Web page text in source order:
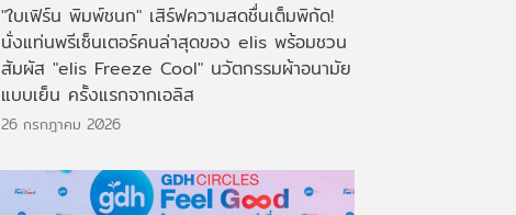
"ใบเฟิร์น พิมพ์ชนก" เสิร์ฟความสดชื่นเต็มพิกัด!
นั่งแท่นพรีเซ็นเตอร์คนล่าสุดของ elis พร้อมชวน
สัมผัส "elis Freeze Cool" นวัตกรรมผ้าอนามัย
แบบเย็น ครั้งแรกจากเอลิส
26 กรกฎาคม 2026